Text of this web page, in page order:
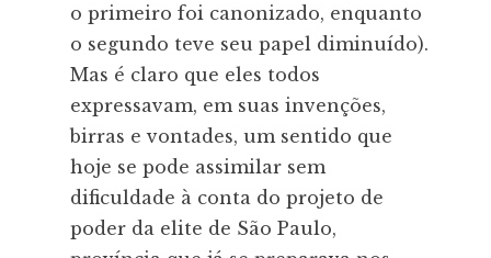
o primeiro foi canonizado, enquanto
o segundo teve seu papel diminuído).
Mas é claro que eles todos
expressavam, em suas invenções,
birras e vontades, um sentido que
hoje se pode assimilar sem
dificuldade à conta do projeto de
poder da elite de São Paulo,